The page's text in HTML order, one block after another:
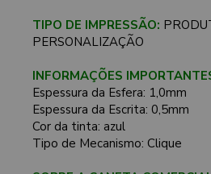
TIPO DE IMPRESSÃO:
PERSONALIZAÇÃO
INFORMAÇÕES
Espessura da Esfera: 1,0mm
Espessura da Escrita: 0,5mm
Cor da tinta: azul
Tipo de Mecanismo: Clique